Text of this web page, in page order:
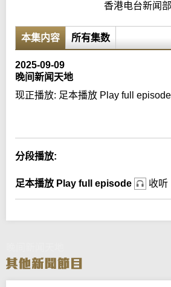
香港电台新闻部
本集内容 所有集数
2025-09-09
晚间新闻天地
现正播放: 足本播放 Play full episode
分段播放:
足本播放 Play full episode 收听